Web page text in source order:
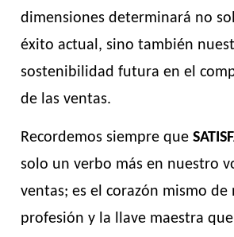
dimensiones determinará no
éxito actual, sino también
sostenibilidad futura en el
de las ventas.
Recordemos siempre que
solo un verbo más en nuestro
ventas; es el corazón mismo de
profesión y la llave maestra